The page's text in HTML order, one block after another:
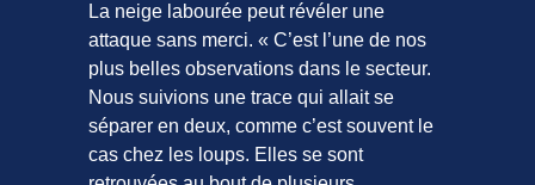
La neige labourée peut révéler une
attaque sans merci. « C’est l’une de nos
plus belles observations dans le secteur.
Nous suivions une trace qui allait se
séparer en deux, comme c’est souvent le
cas chez les loups. Elles se sont